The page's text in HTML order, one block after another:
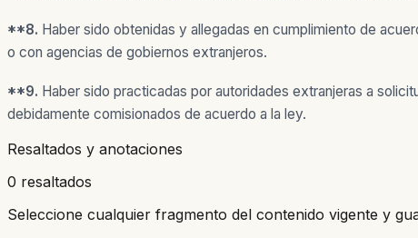
**8. Haber sido obtenidas y allegadas en cumplimiento de
o con agencias de gobiernos extranjeros.
**9. Haber sido practicadas por autoridades extranjeras a
debidamente comisionados de acuerdo a la ley.
Resaltados y anotaciones
0 resaltados
Seleccione cualquier fragmento del contenido vigente y